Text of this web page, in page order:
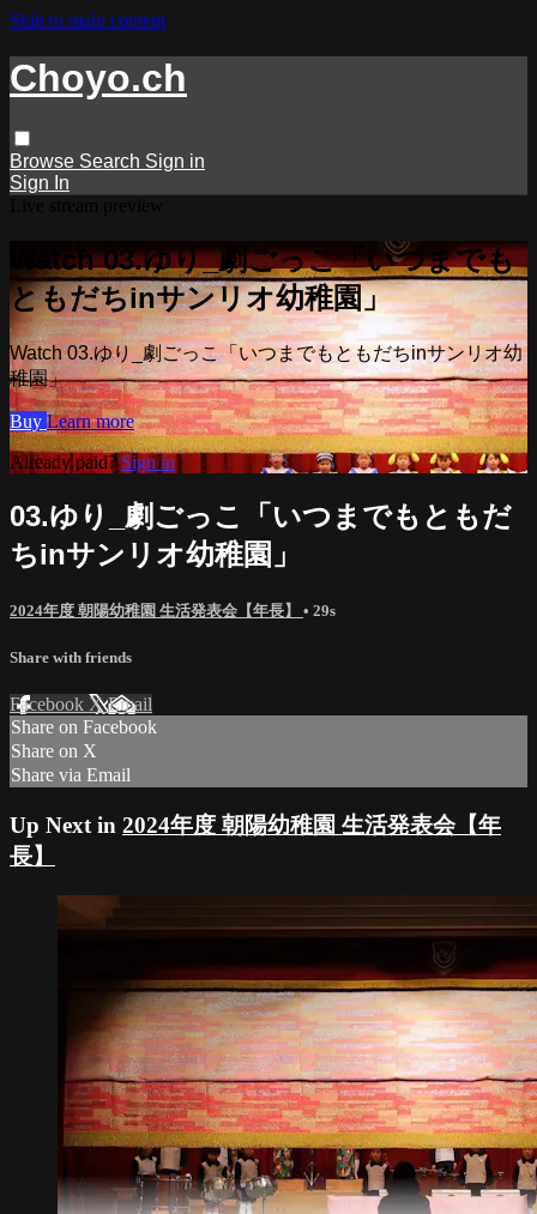
Skip to main content
Choyo.ch
Browse Search Sign in
Sign In
Watch 03.ゆり_劇ごっこ「いつまでも
ともだちinサンリオ幼稚園」
Watch 03.ゆり_劇ごっこ「いつまでもともだちinサンリオ幼
稚園」
Buy Learn more
Already paid? Sign in
03.ゆり_劇ごっこ「いつまでもともだ
ちinサンリオ幼稚園」
2024年度 朝陽幼稚園 生活発表会【年長】 • 29s
Share with friends
Facebook XEmail
Share on Facebook
Share on X
Share via Email
Up Next in 2024年度 朝陽幼稚園 生活発表会【年
長】